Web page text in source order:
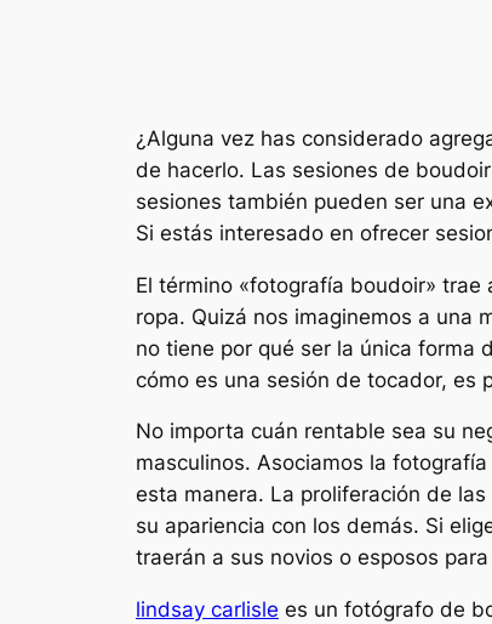
¿Alguna vez has considerado
de hacerlo. Las sesiones de
sesiones también pueden ser una
Si estás interesado en ofrecer
El término «fotografía boudoir»
ropa. Quizá nos imaginemos a una
no tiene por qué ser la única forma
cómo es una sesión de tocador, es
No importa cuán rentable sea su
masculinos. Asociamos la
esta manera. La proliferación de
su apariencia con los demás. Si
traerán a sus novios o esposos
lindsay carlisle es un fotógrafo de